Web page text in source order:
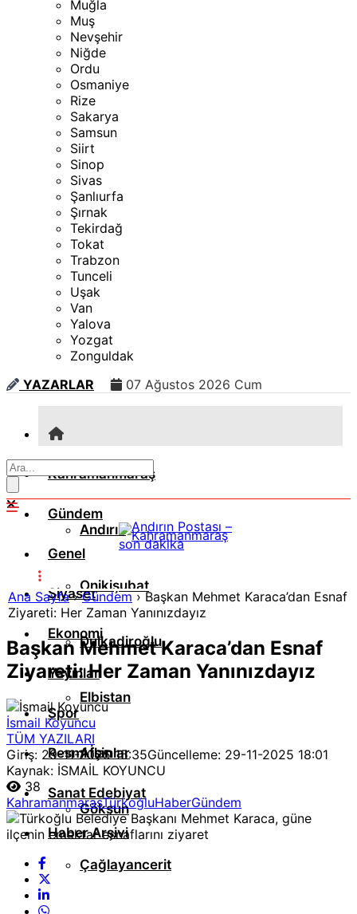
Muğla
Muş
Nevşehir
Niğde
Ordu
Osmaniye
Rize
Sakarya
Samsun
Siirt
Sinop
Sivas
Şanlıurfa
Şırnak
Tekirdağ
Tokat
Trabzon
Tunceli
Uşak
Van
Yalova
Yozgat
Zonguldak
YAZARLAR
07 Ağustos 2026 Cum
Kahramanmaraş
Andırın
Onikişubat
Dulkadiroğlu
Elbistan
Afşin
Göksun
Çağlayancerit
Gündem
Genel
Siyaset
Ekonomi
Yayınlar
Spor
Resmi İlanlar
Sanat Edebiyat
Haber Arşivi
Ana Sayfa›Gündem›Başkan Mehmet Karaca’dan Esnaf
Ziyareti: Her Zaman Yanınızdayız
Başkan Mehmet Karaca’dan Esnaf
Ziyareti: Her Zaman Yanınızdayız
İsmail Koyuncu
TÜM YAZILARI
Giriş: 29-11-2025 15:35Güncelleme: 29-11-2025 18:01
Kaynak: İSMAİL KOYUNCU
38
KahramanmaraşTürkoğluHaberGündem